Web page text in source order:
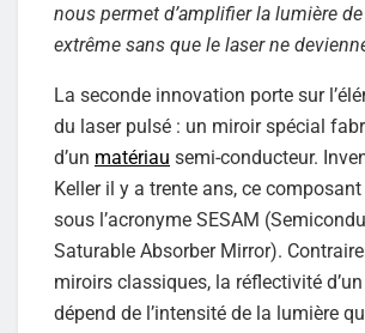
nous permet d’amplifier la lumière
extrême sans que le laser ne
La seconde innovation porte sur
du laser pulsé : un miroir spécial
d’un matériau semi-conducteur.
Keller il y a trente ans, ce
sous l’acronyme SESAM
Saturable Absorber Mirror).
miroirs classiques, la réflectivité d’un
dépend de l’intensité de la lumière